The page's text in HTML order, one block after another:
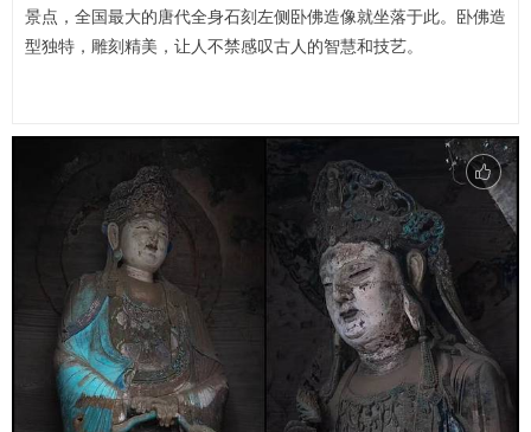
景点，全国最大的唐代全身石刻左侧卧佛造像就坐落于此。卧佛造
型独特，雕刻精美，让人不禁感叹古人的智慧和技艺。